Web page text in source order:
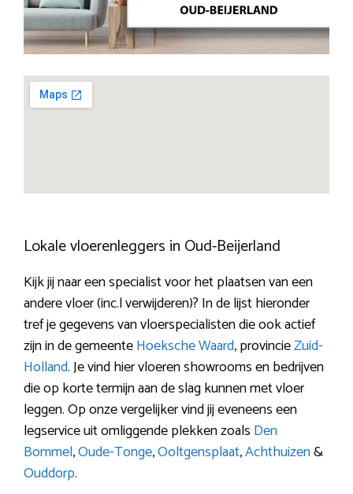
Lokale vloerenleggers in Oud-Beijerland
Kijk jij naar een specialist voor het plaatsen van een
andere vloer (inc.l verwijderen)? In de lijst hieronder
tref je gegevens van vloerspecialisten die ook actief
zijn in de gemeenteHoeksche Waard, provincieZuid-
Holland. Je vind hier vloeren showrooms en bedrijven
die op korte termijn aan de slag kunnen met vloer
leggen. Op onze vergelijker vind jij eveneens een
legservice uit omliggende plekken zoals Den
Bommel,Oude-Tonge,Ooltgensplaat,Achthuizen&
Ouddorp.